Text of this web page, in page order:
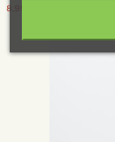
8,95 €